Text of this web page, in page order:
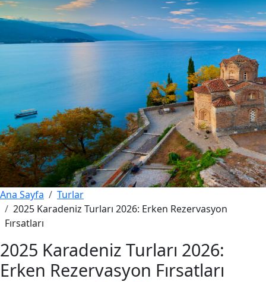
Ana Sayfa
Turlar
2025 Karadeniz Turları 2026: Erken Rezervasyon
Fırsatları
2025 Karadeniz Turları 2026:
Erken Rezervasyon Fırsatları